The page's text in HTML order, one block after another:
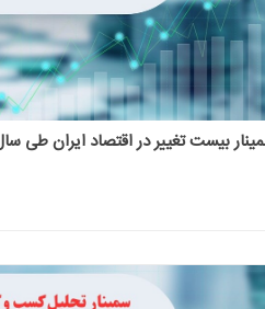
بیست تغییر در اقتصاد ایران طی